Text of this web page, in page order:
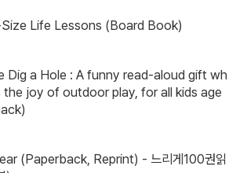
Life Lessons (Board Book)
Dig a Hole : A funny read-aloud gift wh
joy of outdoor play, for all kids age
(Paperback, Reprint) - 느리게100권읽